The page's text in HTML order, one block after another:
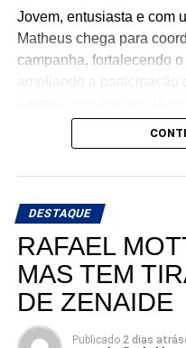
Jovem, entusiasta e com
Matheus chega para
campanha, fortalecendo
Ao declarar seu apoio,
busca retornar à
ampliando sua base de
diferentes regiões e
sua pré-candidatura.
DESTAQUE
RAFAEL
MAS TEM
DE ZENAIDE
Publicado 2 dias atrás